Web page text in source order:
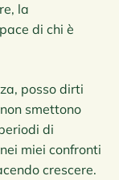
la
di chi è
posso dirti
smettono
di
miei confronti
crescere.